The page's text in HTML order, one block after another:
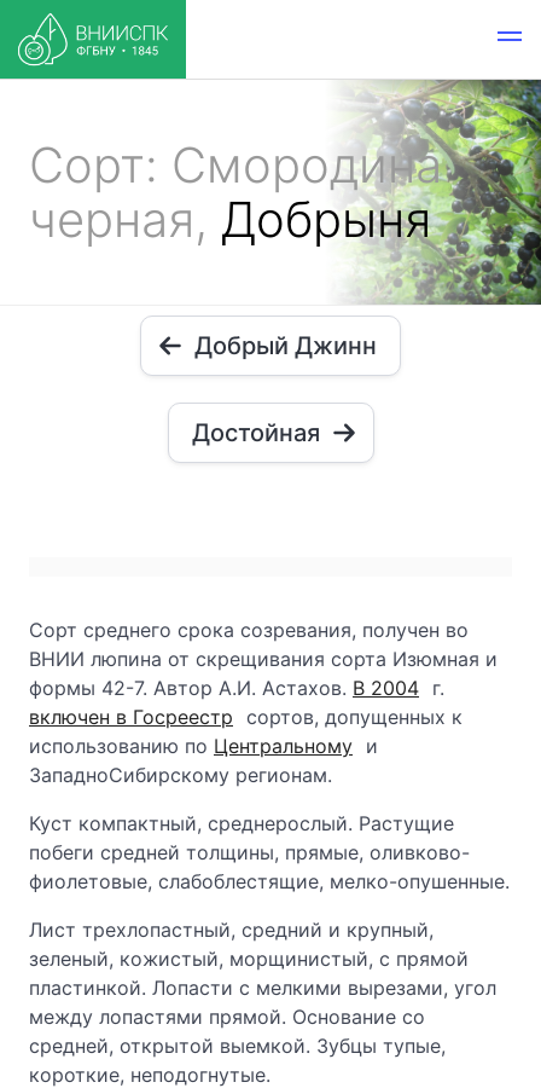
Сорт: Смородина
черная, Добрыня
Добрый Джинн
Достойная
Сорт среднего срока созревания, получен во
ВНИИ люпина от скрещивания сорта Изюмная и
формы 42-7. Автор А.И. Астахов. В 2004 г.
включен в Госреестр сортов, допущенных к
использованию по Центральному и
ЗападноСибирскому регионам.
Куст компактный, среднерослый. Растущие
побеги средней толщины, прямые, оливково-
фиолетовые, слабоблестящие, мелко-опушенные.
Лист трехлопастный, средний и крупный,
зеленый, кожистый, морщинистый, с прямой
пластинкой. Лопасти с мелкими вырезами, угол
между лопастями прямой. Основание со
средней, открытой выемкой. Зубцы тупые,
короткие, неподогнутые.